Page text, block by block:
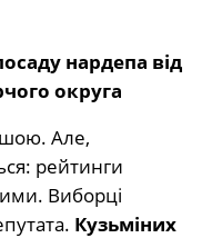
нардепа від
округа
Але,
рейтинги
Виборці
Кузьміних